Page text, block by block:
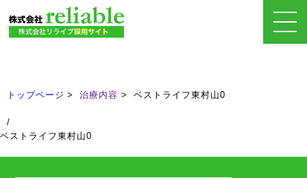
Treatment
トップページ 治療内容 ベストライフ東村山0
/
ベストライフ東村山0